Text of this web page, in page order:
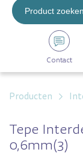
Op
Contact
Producten
Tepe
0,6mm(3)